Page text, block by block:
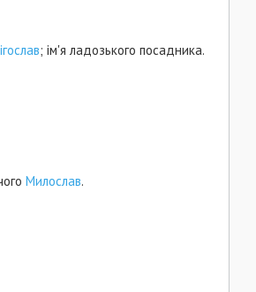
; ім'я ладозького посадника.
Милослав.